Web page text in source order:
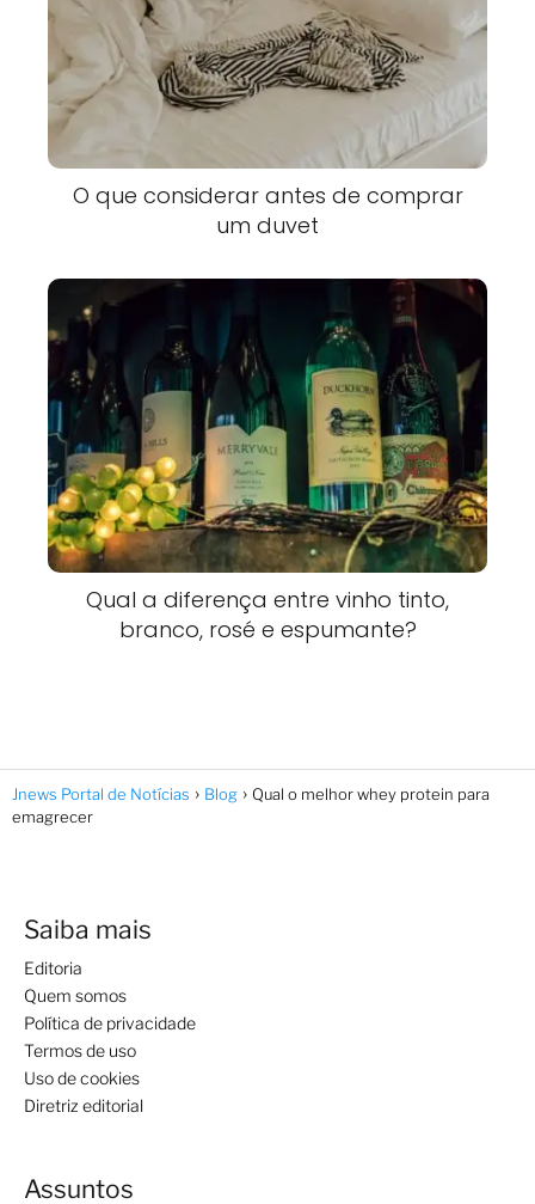
O que considerar antes de comprar
um duvet
Qual a diferença entre vinho tinto,
branco, rosé e espumante?
Jnews Portal de Notícias Blog
Qual o melhor whey protein para
emagrecer
Saiba mais
Editoria
Quem somos
Política de privacidade
Termos de uso
Uso de cookies
Diretriz editorial
Assuntos